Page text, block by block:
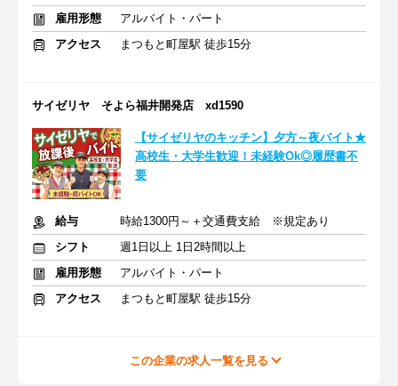
雇用形態
アルバイト・パート
アクセス
まつもと町屋駅 徒歩15分
サイゼリヤ そよら福井開発店 xd1590
【サイゼリヤのキッチン】夕方～夜バイト★
高校生・大学生歓迎！未経験Ok◎履歴書不
要
給与
時給1300円～＋交通費支給 ※規定あり
シフト
週1日以上 1日2時間以上
雇用形態
アルバイト・パート
アクセス
まつもと町屋駅 徒歩15分
この企業の求人一覧を見る